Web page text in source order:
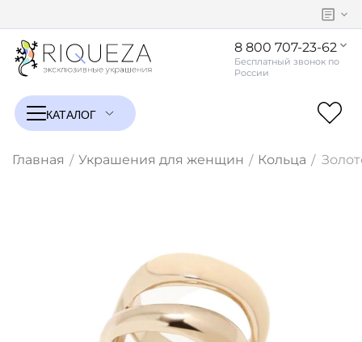
8 800 707-23-62
Главная / Украшения для женщин / Кольца /